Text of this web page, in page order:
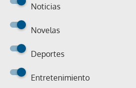
Noticias
Novelas
Deportes
Entretenimiento